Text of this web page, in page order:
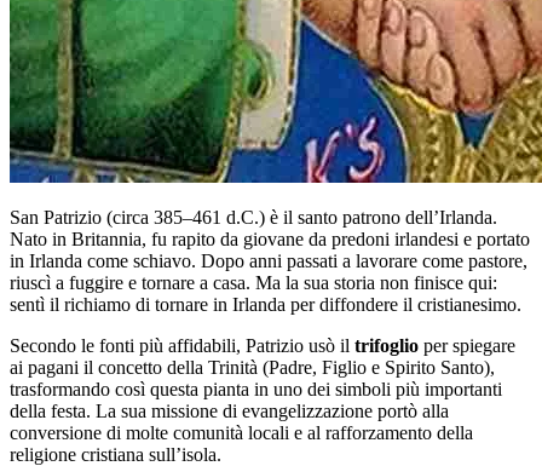
San Patrizio (circa 385–461 d.C.) è il santo patrono dell’Irlanda.
Nato in Britannia, fu rapito da giovane da predoni irlandesi e portato
in Irlanda come schiavo. Dopo anni passati a lavorare come pastore,
riuscì a fuggire e tornare a casa. Ma la sua storia non finisce qui:
sentì il richiamo di tornare in Irlanda per diffondere il cristianesimo.
Secondo le fonti più affidabili, Patrizio usò il trifoglio per spiegare
ai pagani il concetto della Trinità (Padre, Figlio e Spirito Santo),
trasformando così questa pianta in uno dei simboli più importanti
della festa. La sua missione di evangelizzazione portò alla
conversione di molte comunità locali e al rafforzamento della
religione cristiana sull’isola.